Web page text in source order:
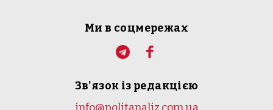
Ми в соцмережах
Зв'язок із редакцією
info@politanaliz.com.ua